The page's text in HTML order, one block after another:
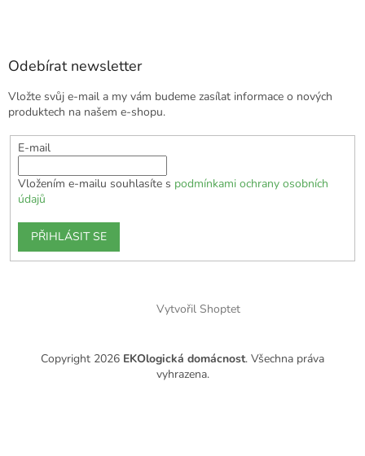
Odebírat newsletter
Vložte svůj e-mail a my vám budeme zasílat informace o nových
produktech na našem e-shopu.
E-mail
Vložením e-mailu souhlasíte s podmínkami ochrany osobních
údajů
PŘIHLÁSIT SE
Vytvořil Shoptet
Copyright 2026 EKOlogická domácnost. Všechna práva
vyhrazena.